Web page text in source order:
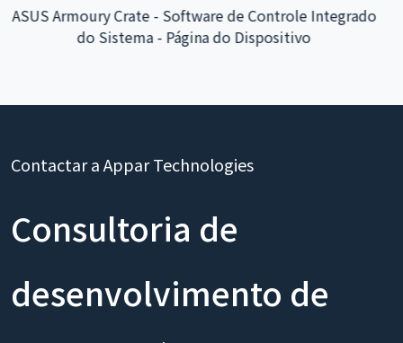
App Interativo do Aeroporto Internacional de Taoyuan -
Integração do Sistema de Back-end
Contactar a Appar Technologies
Consultoria de
desenvolvimento de